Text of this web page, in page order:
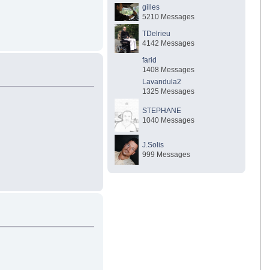
gilles
5210 Messages
TDelrieu
4142 Messages
farid
1408 Messages
Lavandula2
1325 Messages
STEPHANE
1040 Messages
J.Solis
999 Messages